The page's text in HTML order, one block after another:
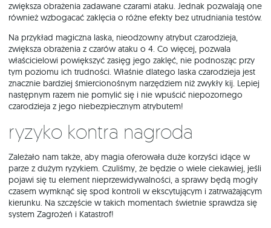
zwiększa obrażenia zadawane czarami ataku. Jednak pozwalają one
również wzbogacać zaklęcia o różne efekty bez utrudniania testów.
Na przykład magiczna laska, nieodzowny atrybut czarodzieja,
zwiększa obrażenia z czarów ataku o 4. Co więcej, pozwala
właścicielowi powiększyć zasięg jego zaklęć, nie podnosząc przy
tym poziomu ich trudności. Właśnie dlatego laska czarodzieja jest
znacznie bardziej śmiercionośnym narzędziem niż zwykły kij. Lepiej
następnym razem nie pomylić się i nie wpuścić niepozornego
czarodzieja z jego niebezpiecznym atrybutem!
Ryzyko kontra nagroda
Zależało nam także, aby magia oferowała duże korzyści idące w
parze z dużym ryzykiem. Czuliśmy, że będzie o wiele ciekawiej, jeśli
pojawi się tu element nieprzewidywalności, a sprawy będą mogły
czasem wymknąć się spod kontroli w ekscytującym i zatrważającym
kierunku. Na szczęście w takich momentach świetnie sprawdza się
system Zagrożeń i Katastrof!